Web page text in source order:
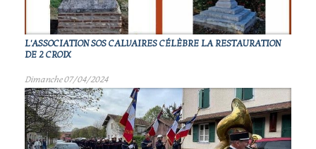
L'ASSOCIATION SOS CALVAIRES CÉLÈBRE LA RESTAURATION
DE 2 CROIX
Dimanche 07/04/2024